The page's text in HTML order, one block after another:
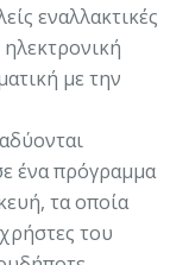
εναλλακτικές
με την
ένα πρόγραμμα
τα οποία
του